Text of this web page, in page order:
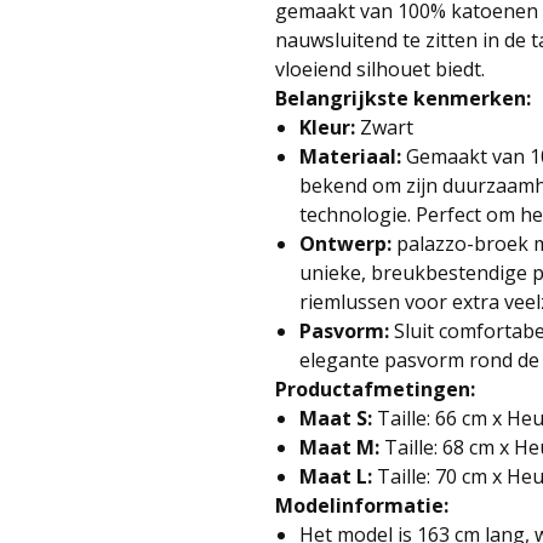
gemaakt van 100%
nauwsluitend te zitten in de
vloeiend silhouet biedt.
Belangrijkste kenmerken:
Kleur: Zwart
Materiaal:Gemaakt van
bekend om zijn
technologie. Perfect om
Ontwerp: palazzo-broek
unieke, breukbestendige
riemlussen voor extra
Pasvorm:Sluit
elegante pasvorm rond
Productafmetingen:
Maat S: Taille: 66 cm x
Maat M: Taille: 68 cm x
Maat L: Taille: 70 cm x
Modelinformatie:
Het model is 163 cm lang,